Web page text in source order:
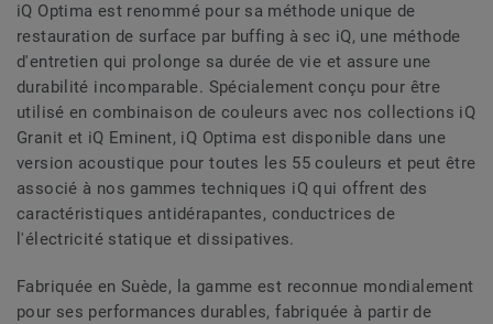
iQ Optima est renommé pour sa méthode unique de
restauration de surface par buffing à sec iQ, une méthode
d'entretien qui prolonge sa durée de vie et assure une
durabilité incomparable. Spécialement conçu pour être
utilisé en combinaison de couleurs avec nos collections iQ
Granit et iQ Eminent, iQ Optima est disponible dans une
version acoustique pour toutes les 55 couleurs et peut être
associé à nos gammes techniques iQ qui offrent des
caractéristiques antidérapantes, conductrices de
l'électricité statique et dissipatives.
Fabriquée en Suède, la gamme est reconnue mondialement
pour ses performances durables, fabriquée à partir de